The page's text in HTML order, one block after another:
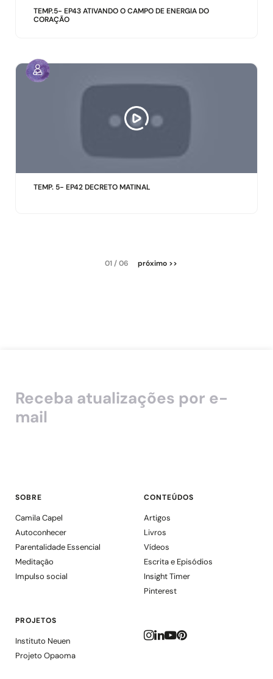
TEMP.5- EP43 ATIVANDO O CAMPO DE ENERGIA DO
CORAÇÃO
TEMP. 5- EP42 DECRETO MATINAL
01 / 06 próximo >>
Receba atualizações por e-
mail
SOBRE
Camila Capel
Autoconhecer
Parentalidade Essencial
Meditação
Impulso social
CONTEÚDOS
Artigos
Livros
Vídeos
Escrita e Episódios
Insight Timer
Pinterest
PROJETOS
Instituto Neuen
Projeto Opaoma